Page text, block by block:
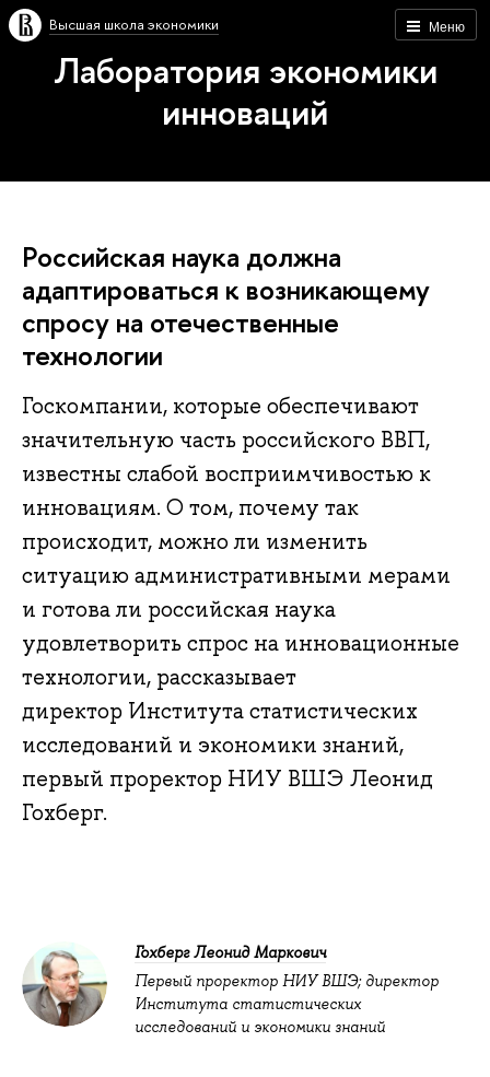
Меню
Высшая школа экономики
Лаборатория экономики
инноваций
Российская наука должна
адаптироваться к возникающему
спросу на отечественные
технологии
Госкомпании, которые обеспечивают
значительную часть российского ВВП,
известны слабой восприимчивостью к
инновациям. О том, почему так
происходит, можно ли изменить
ситуацию административными мерами
и готова ли российская наука
удовлетворить спрос на инновационные
технологии, рассказывает
директор Института статистических
исследований и экономики знаний,
первый проректор НИУ ВШЭ Леонид
Гохберг.
Гохберг Леонид Маркович
Первый проректор НИУ ВШЭ; директор
Института статистических
исследований и экономики знаний